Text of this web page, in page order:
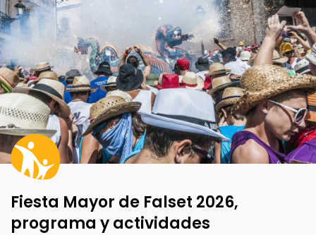
Fiesta Mayor de Falset 2026,
programa y actividades